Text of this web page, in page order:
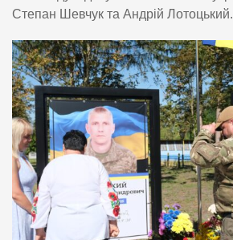
Степан Шевчук та Андрій Лотоцький.